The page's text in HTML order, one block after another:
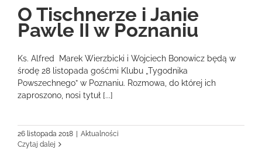
O Tischnerze i Janie
Pawle II w Poznaniu
Ks. Alfred Marek Wierzbicki i Wojciech Bonowicz będą w
środę 28 listopada gośćmi Klubu „Tygodnika
Powszechnego” w Poznaniu. Rozmowa, do której ich
zaproszono, nosi tytuł [...]
26 listopada 2018
Aktualności
Czytaj dalej